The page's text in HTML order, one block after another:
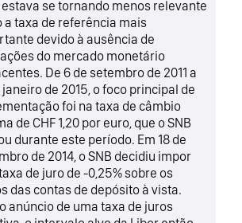
se tornando menos relevante
a taxa de referência mais
devido à ausência de
do mercado monetário
De 6 de setembro de 2011 a
janeiro de 2015, o foco principal de
foi na taxa de câmbio
de CHF 1,20 por euro, que o SNB
durante este período. Em 18 de
de 2014, o SNB decidiu impor
de juro de -0,25% sobre os
das contas de depósito à vista.
anúncio de uma taxa de juros